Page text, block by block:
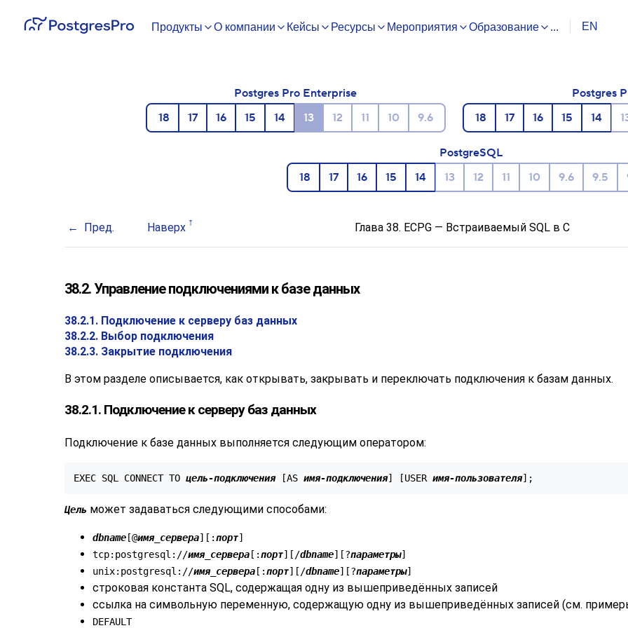
Продукты О компании Кейсы Ресурсы Мероприятия Образование ... EN
Postgres Pro Enterprise
18
17 16 15 14 13 12 11 10 9.6
Postgres
18
17 16 15 14
PostgreSQL
18
17 16 15 14 13 12 11 10 9.6 9.5
Пред. Наверх Глава 38. ECPG — Встраиваемый SQL в C
38.2. Управление подключениями к базе данных
38.2.1. Подключение к серверу баз данных
38.2.2. Выбор подключения
38.2.3. Закрытие подключения
В этом разделе описывается, как открывать, закрывать и переключать подключения к базам данных.
38.2.1. Подключение к серверу баз данных
Подключение к базе данных выполняется следующим оператором:
EXEC SQL CONNECT TO цель-подключения [AS имя-подключения] [USER имя-пользователя];
Цель может задаваться следующими способами:
dbname [@имя_сервера][ :порт]
tcp:postgresql://имя_сервера [ :порт][ /dbname][?параметры]
unix:postgresql://имя_сервера [ :порт][ /dbname][?параметры]
строковая константа SQL, содержащая одну из вышеприведённых записей
ссылка на символьную переменную, содержащую одну из вышеприведённых записей (см.
DEFAULT